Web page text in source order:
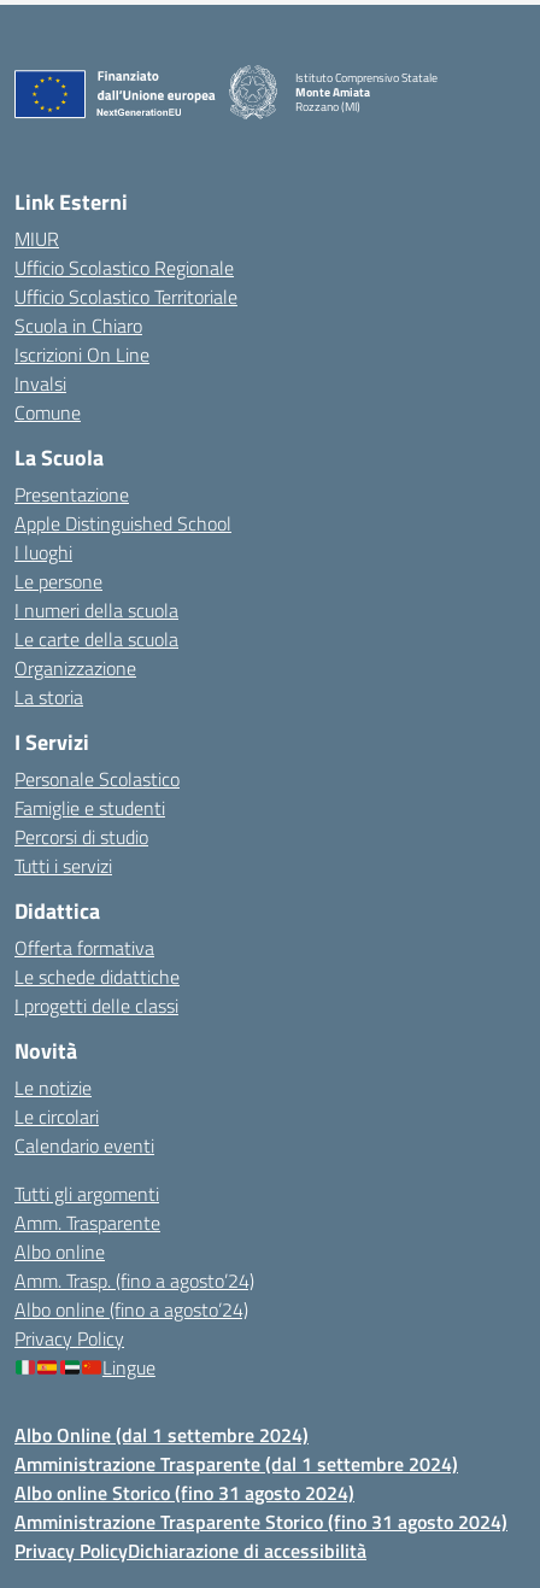
Istituto Comprensivo Statale
Monte Amiata
Rozzano (MI)
Link Esterni
MIUR
Ufficio Scolastico Regionale
Ufficio Scolastico Territoriale
Scuola in Chiaro
Iscrizioni On Line
Invalsi
Comune
La Scuola
Presentazione
Apple Distinguished School
I luoghi
Le persone
I numeri della scuola
Le carte della scuola
Organizzazione
La storia
I Servizi
Personale Scolastico
Famiglie e studenti
Percorsi di studio
Tutti i servizi
Didattica
Offerta formativa
Le schede didattiche
I progetti delle classi
Novità
Le notizie
Le circolari
Calendario eventi
Tutti gli argomenti
Amm. Trasparente
Albo online
Amm. Trasp. (fino a agosto’24)
Albo online (fino a agosto’24)
Privacy Policy
Lingue
Albo Online (dal 1 settembre 2024)
Amministrazione Trasparente (dal 1 settembre 2024)
Albo online Storico (fino 31 agosto 2024)
Amministrazione Trasparente Storico (fino 31 agosto 2024)
Privacy PolicyDichiarazione di accessibilità